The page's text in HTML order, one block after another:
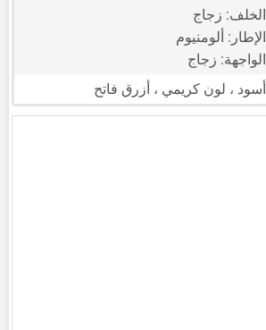
الخلف: زجاج
الإطار: ألومنيوم
الواجهة: زجاج
أسود ، لون كريمي ، أزرق فاتح